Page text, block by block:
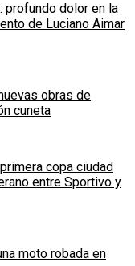
profundo dolor en la
de Luciano Aimar
obras de
cuneta
copa ciudad
entre Sportivo y
moto robada en